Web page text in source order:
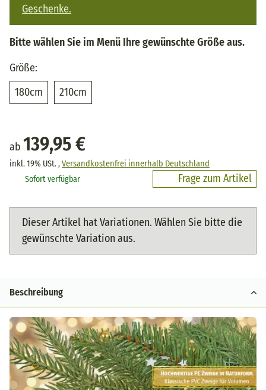
Geschenke.
Bitte wählen Sie im Menü Ihre gewünschte Größe aus.
Größe:
180cm 180cm210cm
ab 139,95 €
inkl. 19% USt. ,Versandkostenfrei innerhalb Deutschland
Sofort verfügbar
Frage zum Artikel
x
Dieser Artikel hat Variationen. Wählen Sie bitte die
gewünschte Variation aus.
Beschreibung